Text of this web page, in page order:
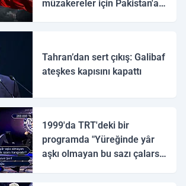
müzakereler için Pakistan'a
Tahran’dan sert çıkış: Galibaf
ateşkes kapısını kapattı
1999'da TRT'deki bir
programda "Yüreğinde yâr
aşkı olmayan bu sazı çalarsa